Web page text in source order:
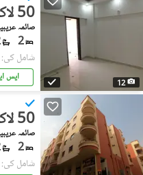
12
50 لاکھ
صائمہ
2
شامل کی:11 گھنٹے پہل
ایس
50 لاکھ
صائمہ
2
شامل کی:11 گھنٹے پہل